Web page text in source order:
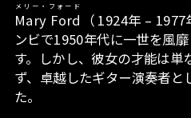
Mary Ford
メリー・フォード
（ 1924年 –
ンビで1950年代に一世を風
す。しかし、彼女の才能は単
ず、卓越したギター演奏者と
た。